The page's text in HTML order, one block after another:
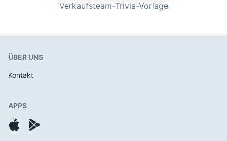
Verkaufsteam-Trivia-Vorlage
ÜBER UNS
Kontakt
APPS